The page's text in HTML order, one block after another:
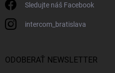
Sledujte náš Facebook
intercom_bratislava
ODOBERAŤ NEWSLETTER